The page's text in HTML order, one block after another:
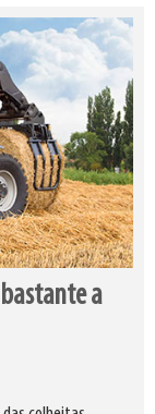
a